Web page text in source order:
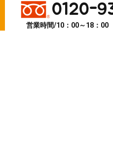
0120-
営業時間/10：00～18：